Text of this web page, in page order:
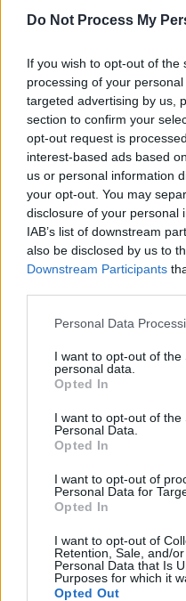
Do Not Process My
If you wish to opt-out of
processing of your
targeted advertising by us,
section to confirm your
opt-out request is
interest-based ads based
us or personal information
your opt-out. You may
disclosure of your personal
IAB’s list of downstream
also be disclosed by us to
Downstream Participants
Personal Data
I want to opt-out of the
personal data.
Opted In
I want to opt-out of the
Personal Data.
Opted In
I want to opt-out of
Personal Data for
Opted In
I want to opt-out of
Retention, Sale, and/
Personal Data that Is
Purposes for which it
Opted Out